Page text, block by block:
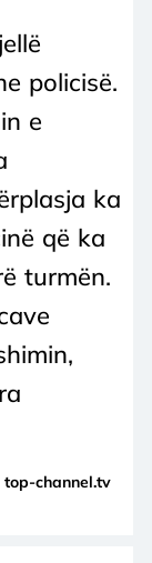
policisë.
e
ka
që ka
turmën.
top-channel.tv